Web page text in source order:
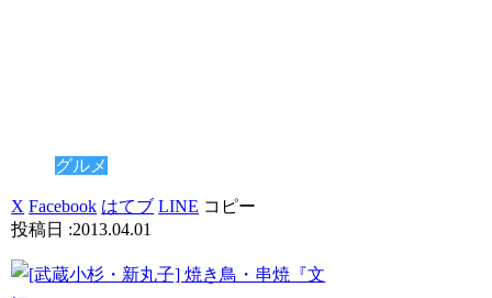
グルメ
X Facebook はてブ LINE コピー
2013.04.01